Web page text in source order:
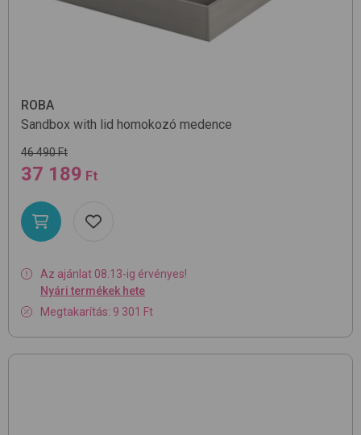
ROBA
Sandbox with lid homokozó medence
46 490 Ft
37 189 Ft
Az ajánlat 08.13-ig érvényes!
Nyári termékek hete
Megtakarítás: 9 301 Ft